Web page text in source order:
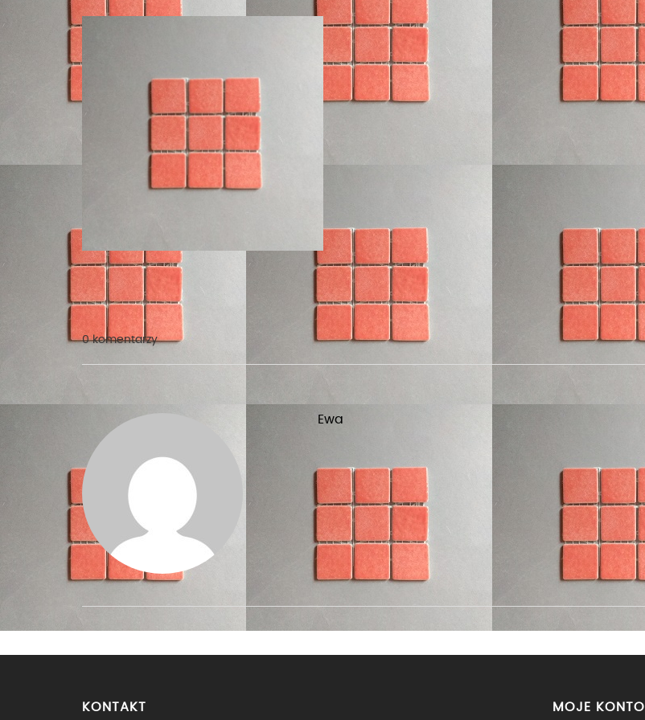
0 komentarzy
Ewa
KONTAKT MOJE KONTO